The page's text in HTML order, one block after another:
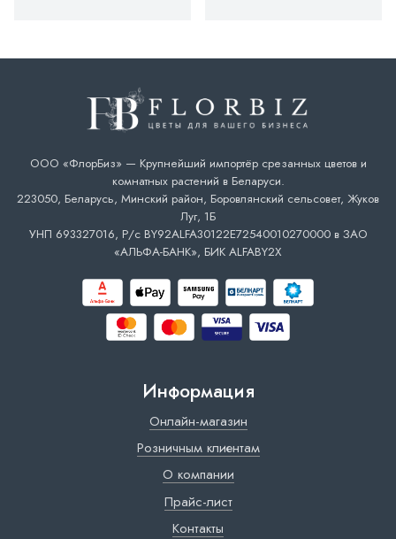
ООО «ФлорБиз» — Крупнейший импортёр срезанных цветов и
комнатных растений в Беларуси.
223050, Беларусь, Минский район, Боровлянский сельсовет, Жуков
Луг, 1Б
УНП 693327016, Р/с BY92ALFA30122E72540010270000 в ЗАО
«АЛЬФА-БАНК», БИК ALFABY2X
Информация
Онлайн-магазин
Розничным клиентам
О компании
Прайс-лист
Контакты